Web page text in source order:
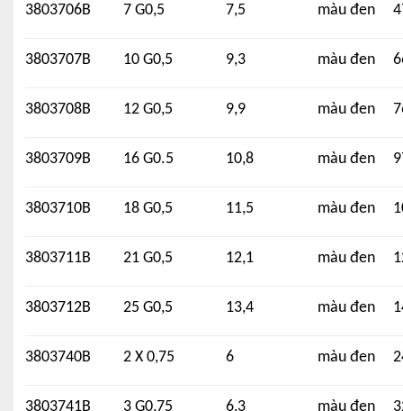
3803706B 7 G0,5 7,5 màu đen
3803707B 10 G0,5 9,3 màu đen
3803708B 12 G0,5 9,9 màu đen
3803709B 16 G0.5 10,8 màu đen
3803710B 18 G0,5 11,5 màu đen
3803711B 21 G0,5 12,1 màu đen
3803712B 25 G0,5 13,4 màu đen
3803740B 2 X 0,75 6 màu đen
3803741B 3 G0,75 6,3 màu đen